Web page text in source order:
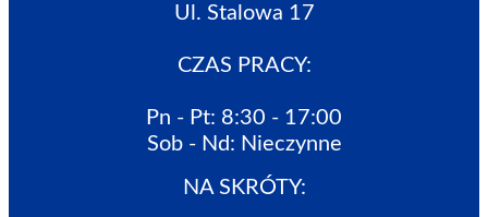
Ul. Stalowa 17
CZAS PRACY:
Pn - Pt: 8:30 - 17:00
Sob - Nd: Nieczynne
NA SKRÓTY: